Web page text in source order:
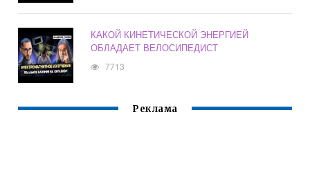
КАКОЙ КИНЕТИЧЕСКОЙ ЭНЕРГИЕЙ
ОБЛАДАЕТ ВЕЛОСИПЕДИСТ
7713
Реклама